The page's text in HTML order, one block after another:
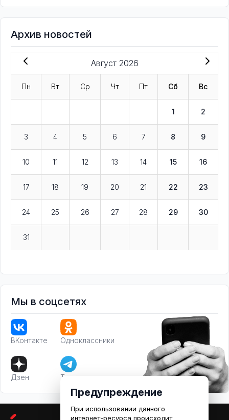
Архив новостей
Август 2026
Пн Вт Ср Чт Пт Сб Вс
1 2
3 4 5 6 7 8 9
10 11 12 13 14 15 16
17 18 19 20 21 22 23
24 25 26 27 28 29 30
31
Мы в соцсетях
ВКонтакте Одноклассники
Дзен Телеграм
Предупреждение
При использовании данного
интернет-ресурса происходит